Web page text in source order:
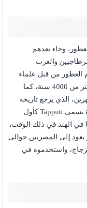
وجاء بعدهم
والعرب
العطور من قبل علماء
الآثار في قبرص، والتي يعود عمرها إلى أكثر من 4000 سنة، كما
الذي يرجع تاريخه
إلى أكثر من 3000 عام، على نقوشٍ لامرأة تسمى Tapputi كأول
في الهند في ذلك الوقت،
يعود إلى المصريين حوالي
الزجاج، واستخدموه في